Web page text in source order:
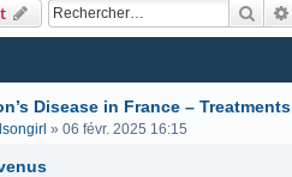
Disease in France –
» 06 févr. 2025 16:15